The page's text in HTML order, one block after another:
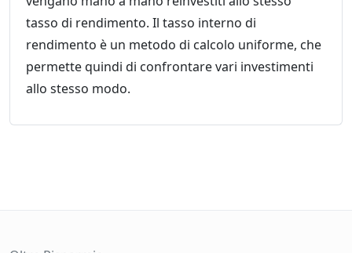
tasso di rendimento. Il tasso interno di
rendimento è un metodo di calcolo uniforme, che
permette quindi di confrontare vari investimenti
allo stesso modo.